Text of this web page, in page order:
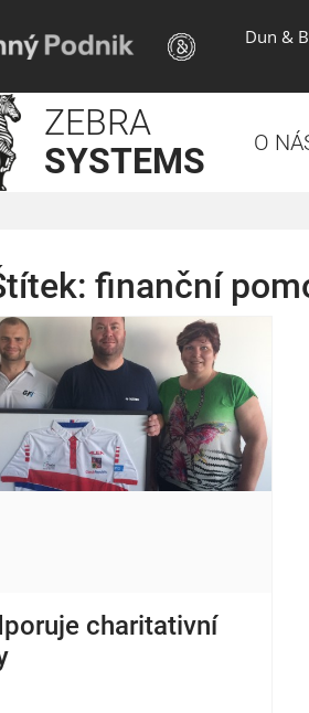
Dun &
ZEBRA
SYSTEMS
O
finanční
charitativní